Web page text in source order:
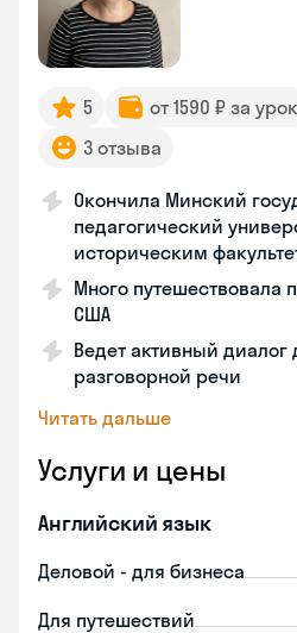
5 от 1590 ₽ за урок
3 отзыва
Окончила Минский
педагогический
историческим
Много путешествовала
США
Ведет активный диалог
разговорной речи
Читать дальше
Услуги и цены
Английский язык
Деловой - для бизнеса
Для путешествий